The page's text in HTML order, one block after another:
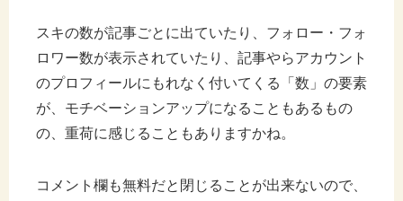
スキの数が記事ごとに出ていたり、フォロー・フォ
ロワー数が表示されていたり、記事やらアカウント
のプロフィールにもれなく付いてくる「数」の要素
が、モチベーションアップになることもあるもの
の、重荷に感じることもありますかね。
コメント欄も無料だと閉じることが出来ないので、